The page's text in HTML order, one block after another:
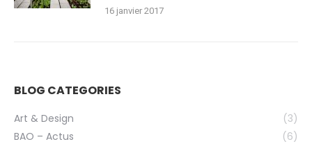
16 janvier 2017
BLOG CATEGORIES
Art & Design
(3)
BAO – Actus
(6)